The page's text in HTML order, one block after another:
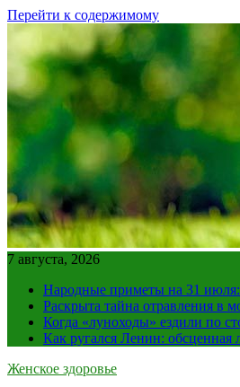
Перейти к содержимому
7 августа, 2026
Народные приметы на 31 июля:
Раскрыта тайна отравления в
Когда «луноходы» ездили по
Как ругался Ленин: обсценная
Женское здоровье